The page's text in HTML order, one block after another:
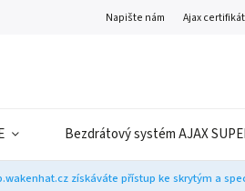
Napište nám Ajax
Bezdrátový systém AJAX
získáváte přístup ke skrytým a